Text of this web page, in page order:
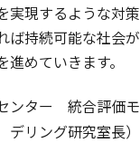
実現するような対策
ば持続可能な社会が
めていきます。
ンター 統合評価モ
デリング研究室長）